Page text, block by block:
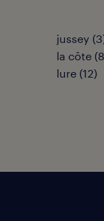
jussey (3
la côte (8
lure (12)